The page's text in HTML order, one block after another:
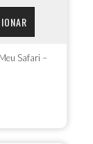
Safari –